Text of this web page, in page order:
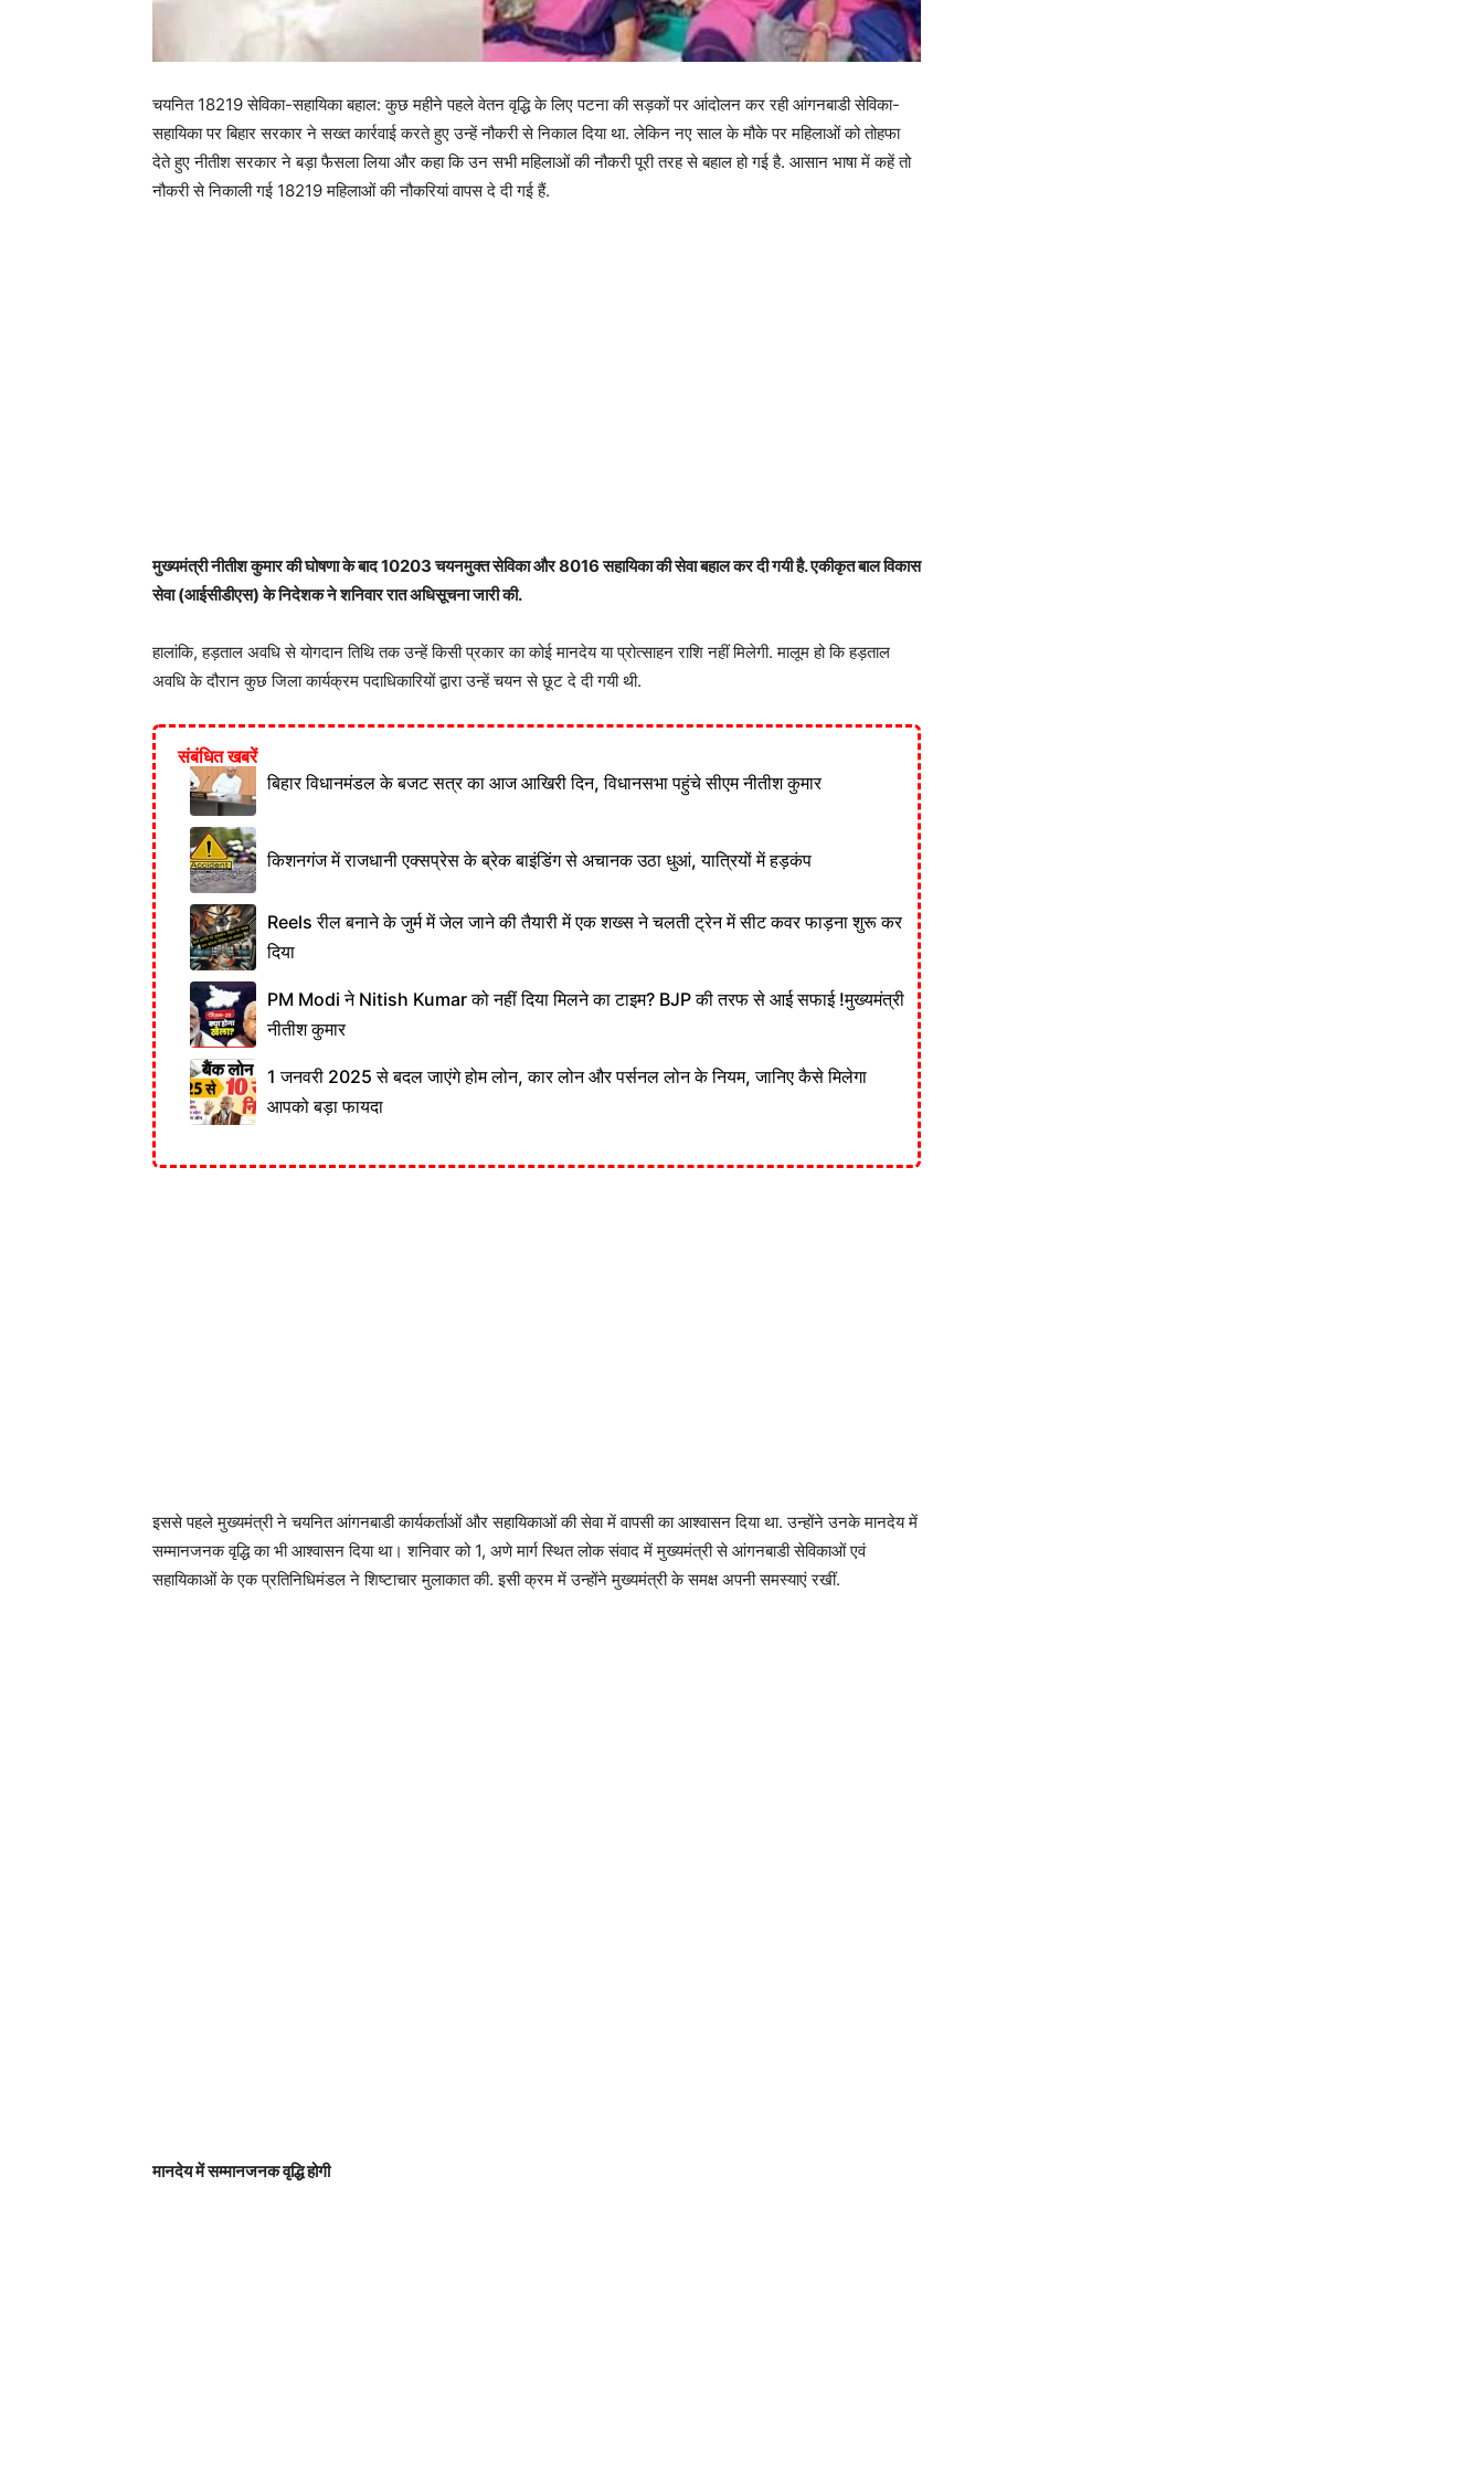
चयनित 18219 सेविका-सहायिका बहाल: कुछ महीने पहले वेतन वृद्धि के लिए पटना की सड़कों पर आंदोलन कर रही आंगनबाडी सेविका-
सहायिका पर बिहार सरकार ने सख्त कार्रवाई करते हुए उन्हें नौकरी से निकाल दिया था. लेकिन नए साल के मौके पर महिलाओं को तोहफा
देते हुए नीतीश सरकार ने बड़ा फैसला लिया और कहा कि उन सभी महिलाओं की नौकरी पूरी तरह से बहाल हो गई है. आसान भाषा में कहें तो
नौकरी से निकाली गई 18219 महिलाओं की नौकरियां वापस दे दी गई हैं.
मुख्यमंत्री नीतीश कुमार की घोषणा के बाद 10203 चयनमुक्त सेविका और 8016 सहायिका की सेवा बहाल कर दी गयी है. एकीकृत बाल विकास
सेवा (आईसीडीएस) के निदेशक ने शनिवार रात अधिसूचना जारी की.
हालांकि, हड़ताल अवधि से योगदान तिथि तक उन्हें किसी प्रकार का कोई मानदेय या प्रोत्साहन राशि नहीं मिलेगी. मालूम हो कि हड़ताल
अवधि के दौरान कुछ जिला कार्यक्रम पदाधिकारियों द्वारा उन्हें चयन से छूट दे दी गयी थी.
संबंधित खबरें
बिहार विधानमंडल के बजट सत्र का आज आखिरी दिन, विधानसभा पहुंचे सीएम नीतीश कुमार
किशनगंज में राजधानी एक्सप्रेस के ब्रेक बाइंडिंग से अचानक उठा धुआं, यात्रियों में हड़कंप
Reels रील बनाने के जुर्म में जेल जाने की तैयारी में एक शख्स ने चलती ट्रेन में सीट कवर फाड़ना शुरू कर
दिया
PM Modi ने Nitish Kumar को नहीं दिया मिलने का टाइम? BJP की तरफ से आई सफाई !मुख्यमंत्री
नीतीश कुमार
1 जनवरी 2025 से बदल जाएंगे होम लोन, कार लोन और पर्सनल लोन के नियम, जानिए कैसे मिलेगा
आपको बड़ा फायदा
इससे पहले मुख्यमंत्री ने चयनित आंगनबाडी कार्यकर्ताओं और सहायिकाओं की सेवा में वापसी का आश्वासन दिया था. उन्होंने उनके मानदेय में
सम्मानजनक वृद्धि का भी आश्वासन दिया था। शनिवार को 1, अणे मार्ग स्थित लोक संवाद में मुख्यमंत्री से आंगनबाडी सेविकाओं एवं
सहायिकाओं के एक प्रतिनिधिमंडल ने शिष्टाचार मुलाकात की. इसी क्रम में उन्होंने मुख्यमंत्री के समक्ष अपनी समस्याएं रखीं.
मानदेय में सम्मानजनक वृद्धि होगी